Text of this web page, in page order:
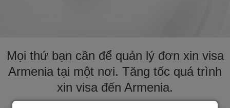
Mọi thứ bạn cần để quản lý đơn xin visa
Armenia tại một nơi. Tăng tốc quá trình
xin visa đến Armenia.